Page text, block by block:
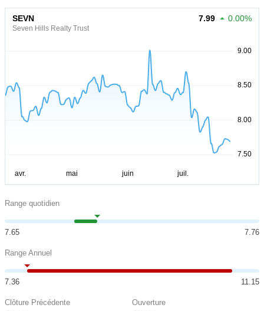
SEVN
Seven Hills Realty Trust
7.99 0.00%
Range quotidien
7.65 7.76
Range Annuel
7.36 11.15
Clôture Précédente Ouverture